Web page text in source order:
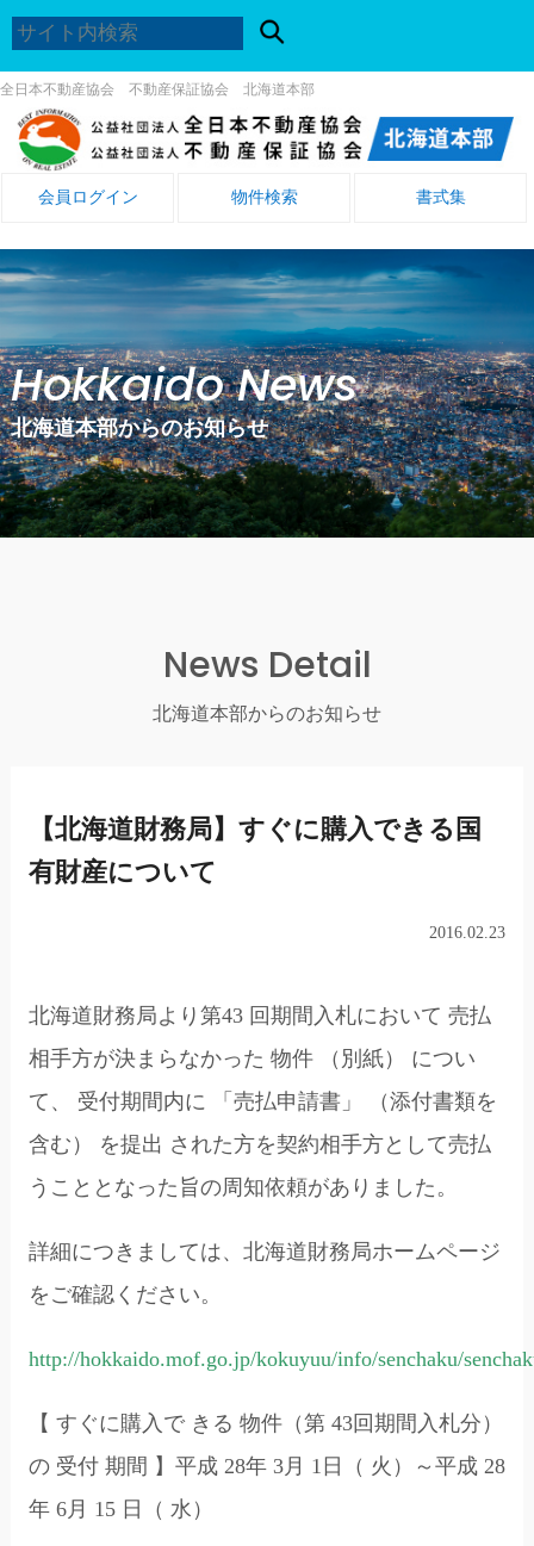
全日本不動産協会 不動産保証協会 北海道本部
会員ログイン 物件検索 書式集
Hokkaido News
北海道本部からのお知らせ
News Detail
北海道本部からのお知らせ
【北海道財務局】すぐに購入できる国
有財産について
2016.02.23
北海道財務局より第43 回期間入札において 売払
相手方が決まらなかった 物件 （別紙） につい
て、 受付期間内に 「売払申請書」 （添付書類を
含む） を提出 された方を契約相手方として売払
うこととなった旨の周知依頼がありました。
詳細につきましては、北海道財務局ホームページ
をご確認ください。
http://hokkaido.mof.go.jp/kokuyuu/info/senchaku/
【 すぐに購入で きる 物件（第 43回期間入札分）
の 受付 期間 】平成 28年 3月 1日（ 火）～平成 28
年 6月 15 日（ 水）